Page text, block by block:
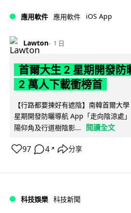
應用軟件 應用軟件 iOS App
Lawton 1 日
首爾大生 2 星期開發防
2 萬人下載衝榜首
【行路都要揀好有遮陰】南韓首爾大
星期開發防曬導航 App「走向陰涼處
陽仰角及行道樹陰影...
閱讀全文
97 4 ↗ 分享
科技娛樂 科技新聞